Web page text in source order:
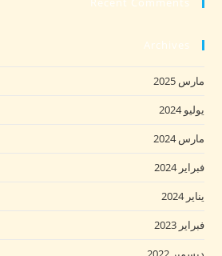
Archives
مارس 2025
يوليو 2024
مارس 2024
فبراير 2024
يناير 2024
فبراير 2023